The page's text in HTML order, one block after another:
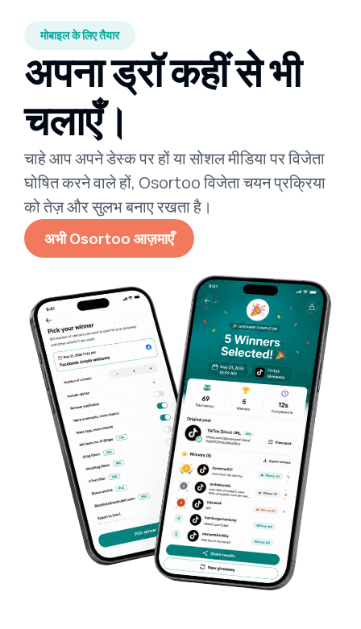
मोबाइल के लिए तैयार
अपना ड्रॉ कहीं से भी
चलाएँ।
चाहे आप अपने डेस्क पर हों या सोशल मीडिया पर विजेता
घोषित करने वाले हों, Osortoo विजेता चयन प्रक्रिया
को तेज़ और सुलभ बनाए रखता है।
अभी Osortoo आज़माएँ